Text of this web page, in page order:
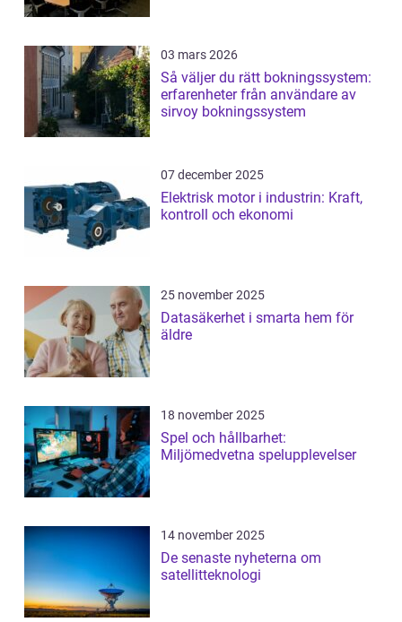
03 mars 2026
Så väljer du rätt bokningssystem:
erfarenheter från användare av
sirvoy bokningssystem
07 december 2025
Elektrisk motor i industrin: Kraft,
kontroll och ekonomi
25 november 2025
Datasäkerhet i smarta hem för
äldre
18 november 2025
Spel och hållbarhet:
Miljömedvetna spelupplevelser
14 november 2025
De senaste nyheterna om
satellitteknologi